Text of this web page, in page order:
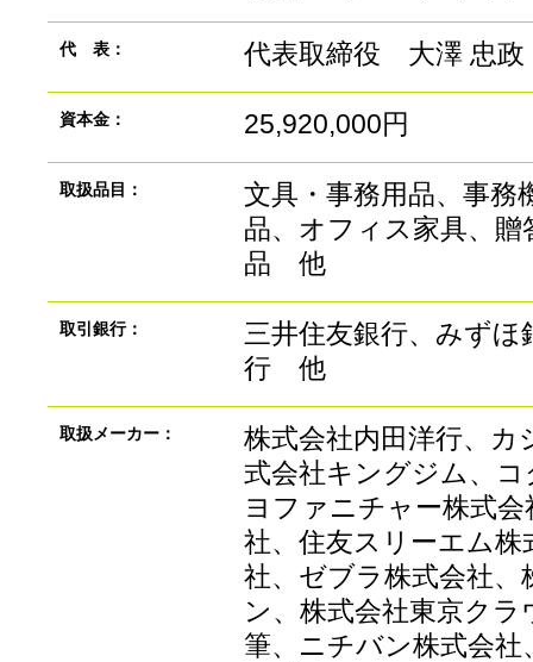
代 表： 代表取締役 大澤 忠政
資本金： 25,920,000円
取扱品目：
文具・事務用品、事務
品、オフィス家具、贈
品 他
取引銀行：
三井住友銀行、みずほ
行 他
取扱メーカー：
株式会社内田洋行、カ
式会社キングジム、
ヨファニチャー株式
社、住友スリーエム
社、ゼブラ株式会社
ン、株式会社東京ク
筆、ニチバン株式会